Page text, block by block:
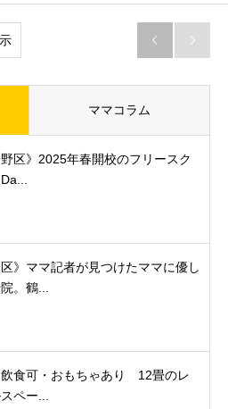
 
ママコラム
野区》2025年春開校のフリースク
区》ママ記者が見つけたママに優し
。鶴...
食可・おもちゃあり 12畳のレ
ペー...